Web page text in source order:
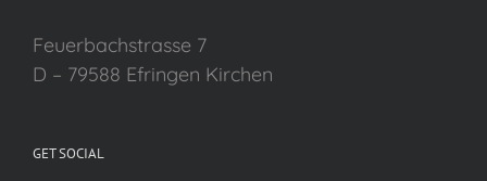
Feuerbachstrasse 7
D – 79588 Efringen Kirchen
GET SOCIAL